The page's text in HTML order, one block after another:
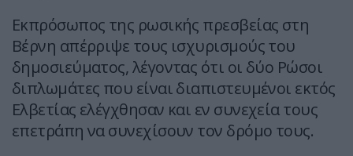
Εκπρόσωπος της ρωσικής πρεσβείας στη
Βέρνη απέρριψε τους ισχυρισμούς του
δημοσιεύματος, λέγοντας ότι οι δύο Ρώσοι
διπλωμάτες που είναι διαπιστευμένοι εκτός
Ελβετίας ελέγχθησαν και εν συνεχεία τους
επετράπη να συνεχίσουν τον δρόμο τους.